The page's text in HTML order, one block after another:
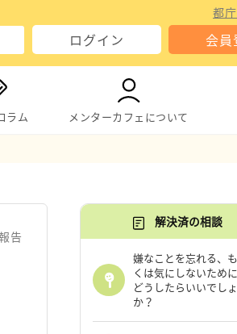
都
ログイン 会員
ラム メンターカフェについて
告
解決済の相談
嫌なことを忘れる、
くは気にしないため
どうしたらいいでし
か？